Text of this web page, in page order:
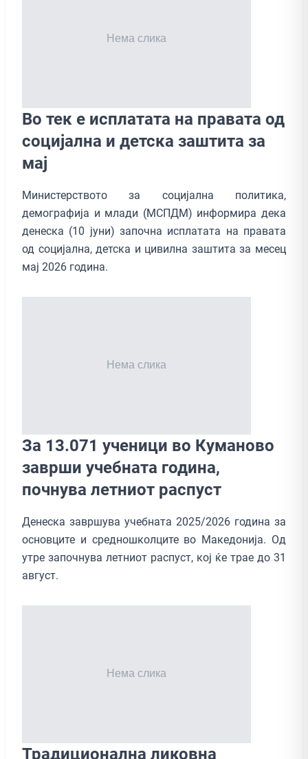
Во тек е исплатата на правата од
социјална и детска заштита за
мај
Министерството за социјална политика,
демографија и млади (МСПДМ) информира дека
денеска (10 jуни) започна исплатата на правата
од социјална, детска и цивилна заштита за месец
мај 2026 година.
За 13.071 ученици во Куманово
заврши учебната година,
почнува летниот распуст
Денеска завршува учебната 2025/2026 година за
основците и средношколците во Македонија. Од
утре започнува летниот распуст, кој ќе трае до 31
август.
Традиционална ликовна